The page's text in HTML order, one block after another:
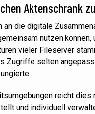
Aktenschrank
an die digitale
nutzen
vieler Fileserver
Zugriffe selten
reicht
und individuell